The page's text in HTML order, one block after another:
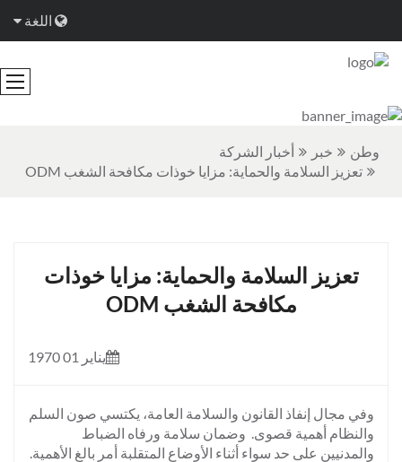
اللغة
وطن خبر
أخبار الشركة
تعزيز السلامة والحماية: مزايا خوذات مكافحة الشغب ODM
تعزيز السلامة والحماية: مزايا خوذات
مكافحة الشغب ODM
يناير 01 1970
وفي مجال إنفاذ القانون والسلامة العامة، يكتسي صون السلم
والنظام أهمية قصوى. وضمان سلامة ورفاه الضباط
والمدنيين على حد سواء أثناء الأوضاع المتقلبة أمر بالغ الأهمية.